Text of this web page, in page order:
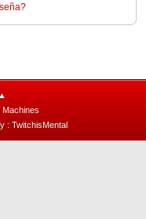
Machines
: TwitchisMental